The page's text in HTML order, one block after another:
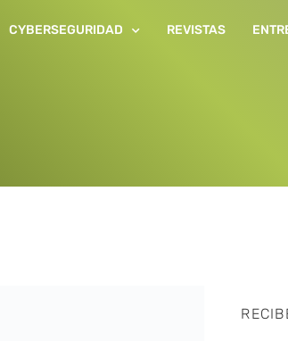
CYBERSEGURIDAD REVISTAS